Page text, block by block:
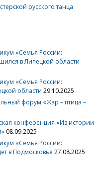
русского танца
«Семья России:
в Липецкой области
«Семья России:
области 29.10.2025
форум «Жар – птица –
конференция «Из истории
08.09.2025
«Семья России:
в Подмосковье 27.08.2025